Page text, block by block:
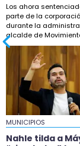
18:33
adeudos
18:32
Nahle
18:04
Taxistas
Los ahora
parte de la
durante la
alcalde de
MUNICIPIOS
Nahle tilda a